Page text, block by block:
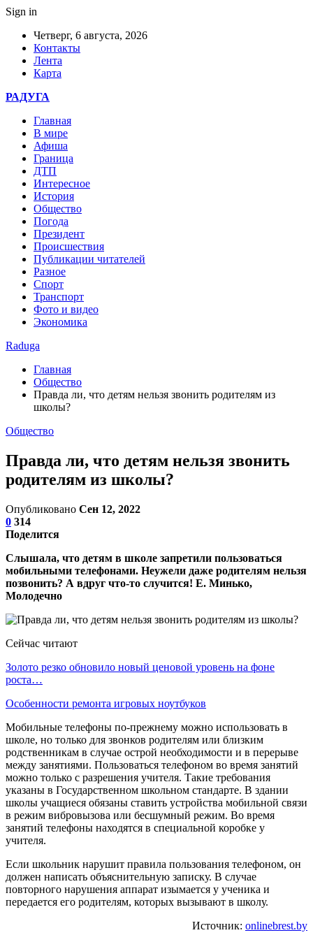
Sign in
Четверг, 6 августа, 2026
Контакты
Лента
Карта
РАДУГА
Главная
В мире
Афиша
Граница
ДТП
Интересное
История
Общество
Погода
Президент
Происшествия
Публикации читателей
Разное
Спорт
Транспорт
Фото и видео
Экономика
Raduga
Главная
Общество
Правда ли, что детям нельзя звонить родителям из
школы?
Общество
Правда ли, что детям нельзя звонить
родителям из школы?
Опубликовано Сен 12, 2022
0 314
Поделится
Слышала, что детям в школе запретили пользоваться
мобильными телефонами. Неужели даже родителям нельзя
позвонить? А вдруг что-то случится! Е. Минько,
Молодечно
Сейчас читают
Золото резко обновило новый ценовой уровень на фоне
роста…
Особенности ремонта игровых ноутбуков
Мобильные телефоны по-прежнему можно использовать в
школе, но только для звонков родителям или близким
родственникам в случае острой необходимости и в перерыве
между занятиями. Пользоваться телефоном во время занятий
можно только с разрешения учителя. Такие требования
указаны в Государственном школьном стандарте. В здании
школы учащиеся обязаны ставить устройства мобильной связи
в режим вибровызова или бесшумный режим. Во время
занятий телефоны находятся в специальной коробке у
учителя.
Если школьник нарушит правила пользования телефоном, он
должен написать объяснительную записку. В случае
повторного нарушения аппарат изымается у ученика и
передается его родителям, которых вызывают в школу.
Источник: onlinebrest.by